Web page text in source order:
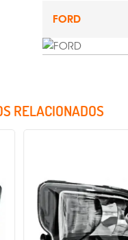
FORD
Incluye Cristales
RELACIONADOS